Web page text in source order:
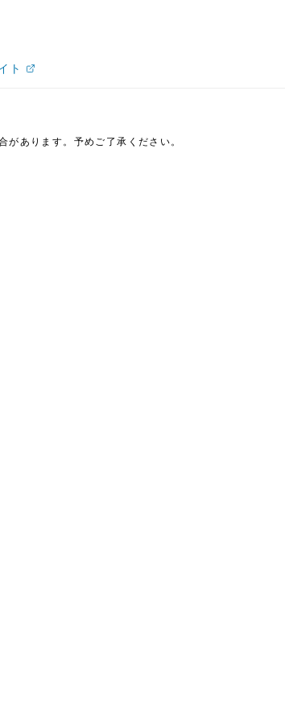
ト
あります。予めご了承ください。